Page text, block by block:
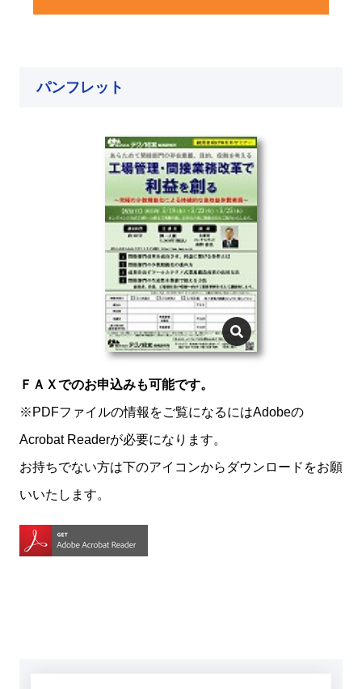
パンフレット
ＦＡＸでのお申込みも可能です。
※PDFファイルの情報をご覧になるにはAdobeの
Acrobat Readerが必要になります。
お持ちでない方は下のアイコンからダウンロードをお願
いいたします。